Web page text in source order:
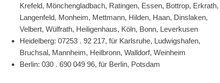
Krefeld, Mönchengladbach, Ratingen, Essen, Bottrop, Erkrath,
Langenfeld, Monheim, Mettmann, Hilden, Haan, Dinslaken,
Velbert, Wülfrath, Heiligenhaus, Köln, Bonn, Leverkusen
Heidelberg: 07253 . 92 217, für Karlsruhe, Ludwigshafen,
Bruchsal, Mannheim, Heilbronn, Walldorf, Weinheim
Berlin: 030 . 690 049 96, für Berlin, Potsdam